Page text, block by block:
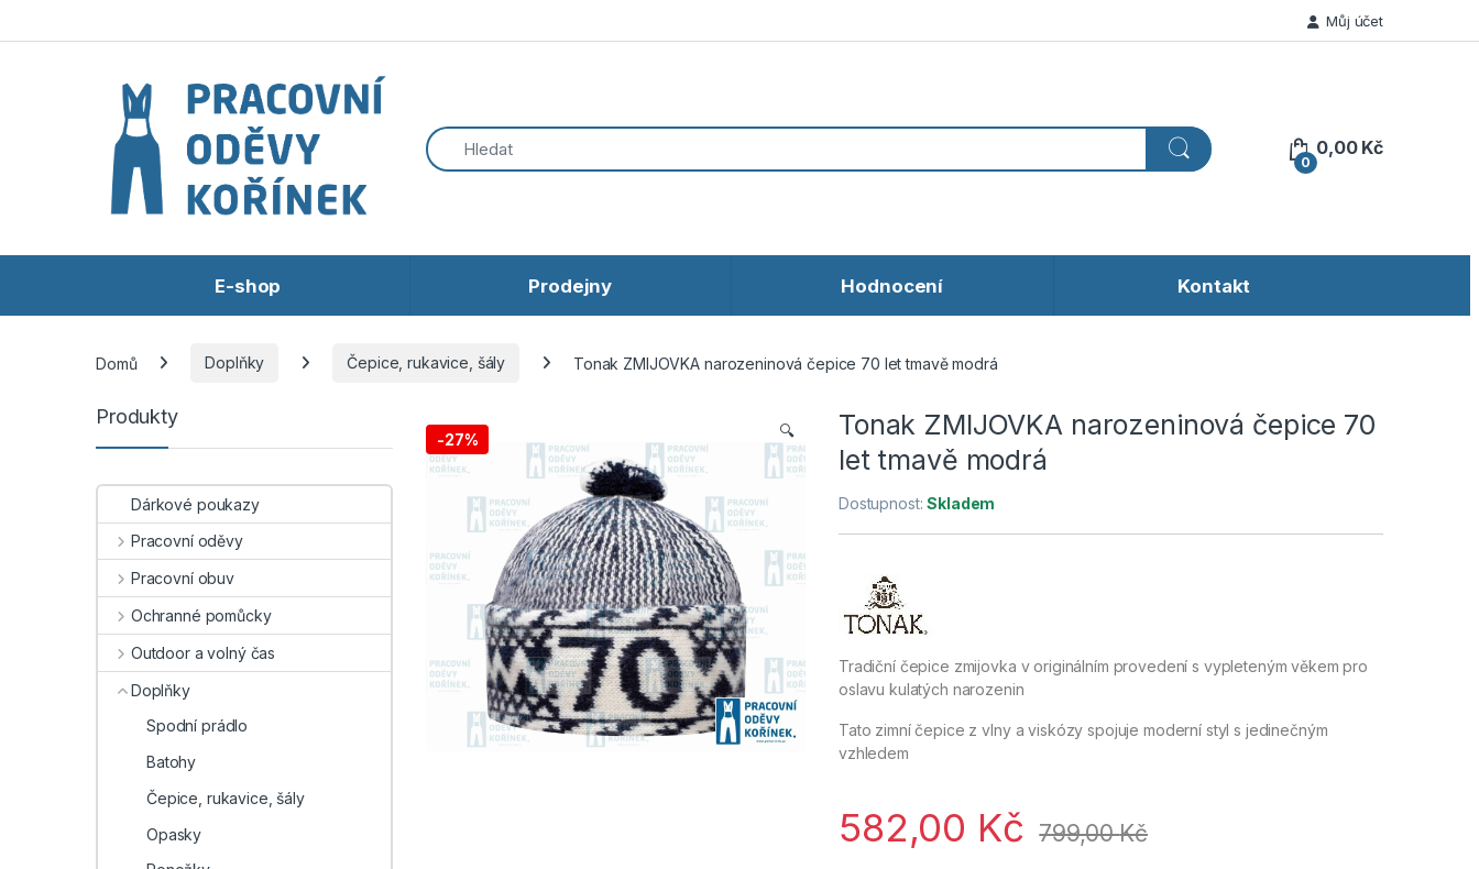
Můj účet
0
0,00 Kč
E-shop Prodejny Hodnocení Kontakt
Domů Doplňky Čepice, rukavice, šály Tonak ZMIJOVKA narozeninová čepice 70 let tmavě modrá
-27% 🔍
Tonak ZMIJOVKA narozeninová čepice 70
let tmavě modrá
Dostupnost:Skladem
Tradiční čepice zmijovka v originálním provedení s vypleteným věkem pro
oslavu kulatých narozenin
Tato zimní čepice z vlny a viskózy spojuje moderní styl s jedinečným
vzhledem
582,00 Kč 799,00Kč
Produkty
Dárkové poukazy
Pracovní oděvy
Pracovní obuv
Ochranné pomůcky
Outdoor a volný čas
Doplňky
Spodní prádlo
Batohy
Čepice, rukavice, šály
Opasky